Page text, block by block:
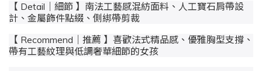
【 Detail｜細節 】南法工藝感混紡面料、人工寶石肩帶設
計、金屬飾件點綴、側綁帶剪裁
【 Recommend｜推薦 】喜歡法式精品感、優雅胸型支撐、
帶有工藝紋理與低調奢華細節的女孩